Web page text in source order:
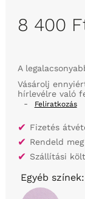
8 400
A
Vásárolj
hírlevélre való
-
Feliratkozás
✔ Fizetés
✔ Rendeld
✔ Szállítási
Egyéb színek: